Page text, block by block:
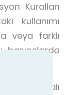
Kuralları
kullanımı
veya farklı
basınçlarda
Örneğin:
Sertifikalı